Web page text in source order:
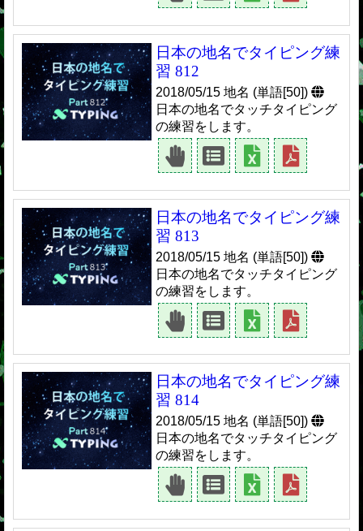
日本の地名でタイピング練
習 812
2018/05/15 地名 (単語[50])
日本の地名でタッチタイピング
の練習をします。
日本の地名でタイピング練
習 813
2018/05/15 地名 (単語[50])
日本の地名でタッチタイピング
の練習をします。
日本の地名でタイピング練
習 814
2018/05/15 地名 (単語[50])
日本の地名でタッチタイピング
の練習をします。